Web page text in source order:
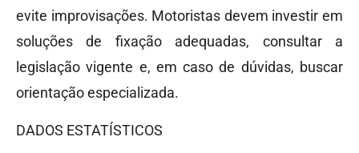
evite improvisações. Motoristas devem investir em
soluções de fixação adequadas, consultar a
legislação vigente e, em caso de dúvidas, buscar
orientação especializada.
DADOS ESTATÍSTICOS